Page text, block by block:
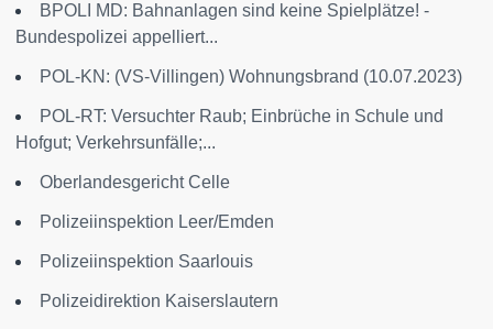
BPOLI MD: Bahnanlagen sind keine Spielplätze! -
Bundespolizei appelliert...
POL-KN: (VS-Villingen) Wohnungsbrand (10.07.2023)
POL-RT: Versuchter Raub; Einbrüche in Schule und
Hofgut; Verkehrsunfälle;...
Oberlandesgericht Celle
Polizeiinspektion Leer/Emden
Polizeiinspektion Saarlouis
Polizeidirektion Kaiserslautern